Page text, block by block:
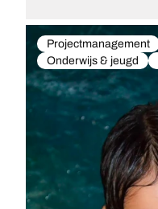
Projectmanagement
Onderwijs & jeugd